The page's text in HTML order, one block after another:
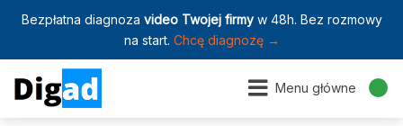
Bezpłatna diagnoza video Twojej firmyw 48h. Bez rozmowy
na start. Chcę diagnozę →
Menu główne